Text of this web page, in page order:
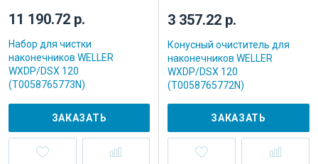
11 190.72 р.
Набор для чистки
наконечников WELLER
WXDP/DSX 120
(T0058765773N)
ЗАКАЗАТЬ
3 357.22 р.
Конусный очиститель для
наконечников WELLER
WXDP/DSX 120
(T0058765772N)
ЗАКАЗАТЬ